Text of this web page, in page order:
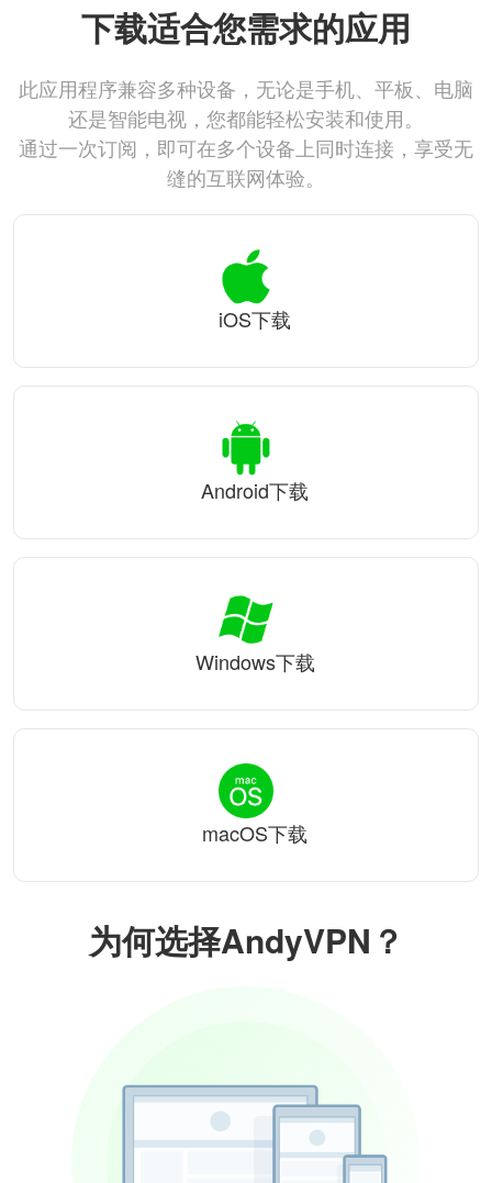
为何选择AndyVPN？
下载适合您需求的应用
此应用程序兼容多种设备，无论是手机、平板、电脑
还是智能电视，您都能轻松安装和使用。
通过一次订阅，即可在多个设备上同时连接，享受无
缝的互联网体验。
iOS下载
Android下载
Windows下载
macOS下载